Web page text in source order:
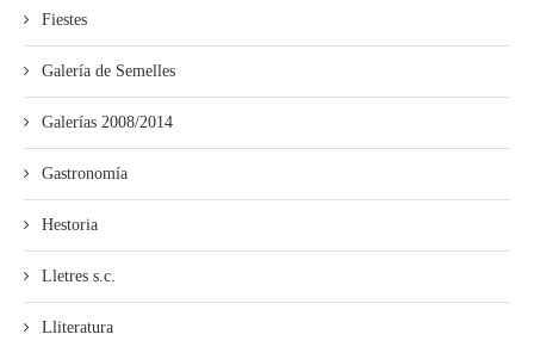
Fiestes
Galería de Semelles
Galerías 2008/2014
Gastronomía
Hestoria
Lletres s.c.
Lliteratura